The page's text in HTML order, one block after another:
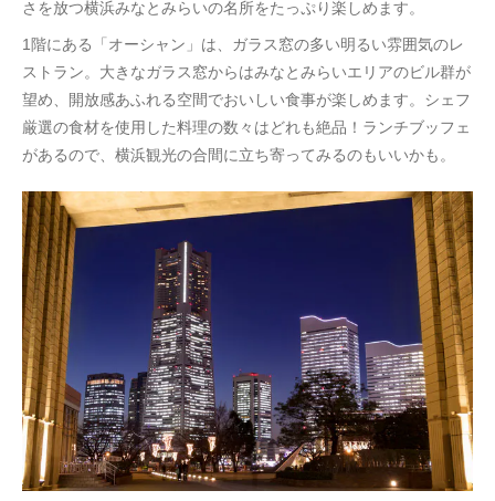
さを放つ横浜みなとみらいの名所をたっぷり楽しめます。
1階にある「オーシャン」は、ガラス窓の多い明るい雰囲気のレ
ストラン。大きなガラス窓からはみなとみらいエリアのビル群が
望め、開放感あふれる空間でおいしい食事が楽しめます。シェフ
厳選の食材を使用した料理の数々はどれも絶品！ランチブッフェ
があるので、横浜観光の合間に立ち寄ってみるのもいいかも。